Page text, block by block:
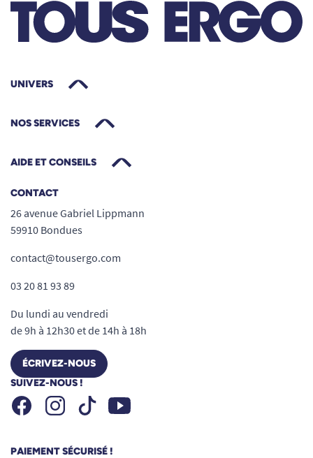
UNIVERS
NOS SERVICES
AIDE ET CONSEILS
CONTACT
26 avenue Gabriel Lippmann
59910 Bondues
contact@tousergo.com
03 20 81 93 89
Du lundi au vendredi
de 9h à 12h30 et de 14h à 18h
ÉCRIVEZ-NOUS
SUIVEZ-NOUS !
FacebookInstagramTiktok Youtube
PAIEMENT SÉCURISÉ !